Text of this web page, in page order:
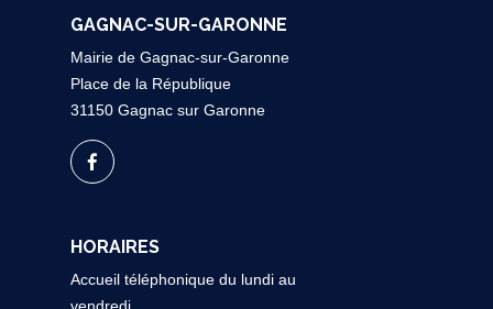
GAGNAC-SUR-GARONNE
Mairie de Gagnac-sur-Garonne
Place de la République
31150 Gagnac sur Garonne
HORAIRES
Accueil téléphonique du lundi au